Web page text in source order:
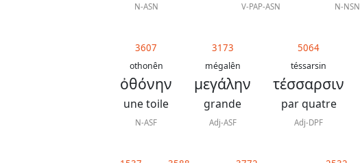
N-ASN V-PAP-ASN N-NSN
3607
othonên
ὀθόνην
une toile
N-ASF
3173
mégalên
μεγάλην
grande
Adj-ASF
5064
téssarsin
τέσσαρσιν
par quatre
Adj-DPF